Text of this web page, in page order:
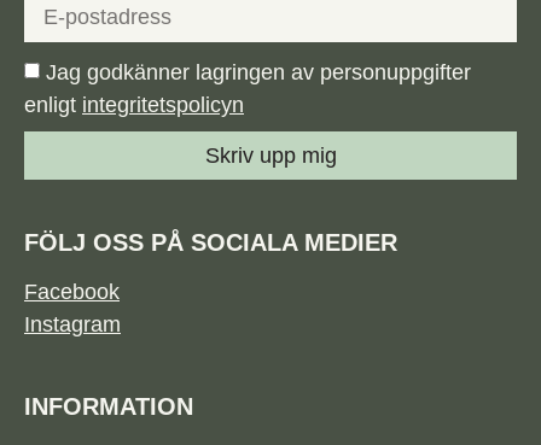
Jag godkänner lagringen av personuppgifter
enligt integritetspolicyn
Skriv upp mig
FÖLJ OSS PÅ SOCIALA MEDIER
Facebook
Instagram
INFORMATION